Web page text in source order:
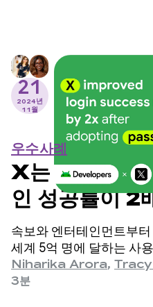
21
2024년
11월
우수사례
X는 패스키를
인 성공률이 2
다.
속보와 엔터테인먼트부
세계 5억 명에 달하는 사
함께 전체 스토리를 파악
미디어 앱입니다.
Niharika Arora,
3분